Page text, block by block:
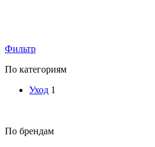
Фильтр
По категориям
Уход 1
По брендам